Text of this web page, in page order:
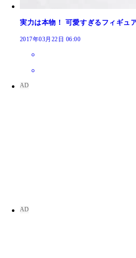
実力は本物！ 可愛すぎるフィギュ
2017年03月22日 06:00